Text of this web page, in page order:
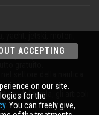
oppure pubblica un
gratuito.
della vela, gli articoli
ACCEPTING
on our site.
for the
. You can freely give,